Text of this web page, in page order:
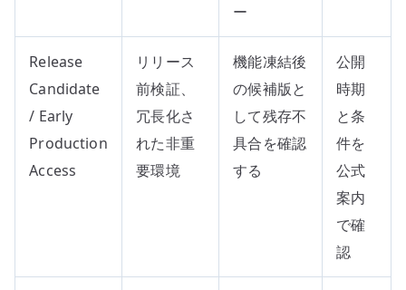
ー
Release
Candidate
/ Early
Production
Access
リリース
前検証、
冗長化さ
れた非重
要環境
機能凍結後
の候補版と
して残存不
具合を確認
する
公開
時期
と条
件を
公式
案内
で確
認